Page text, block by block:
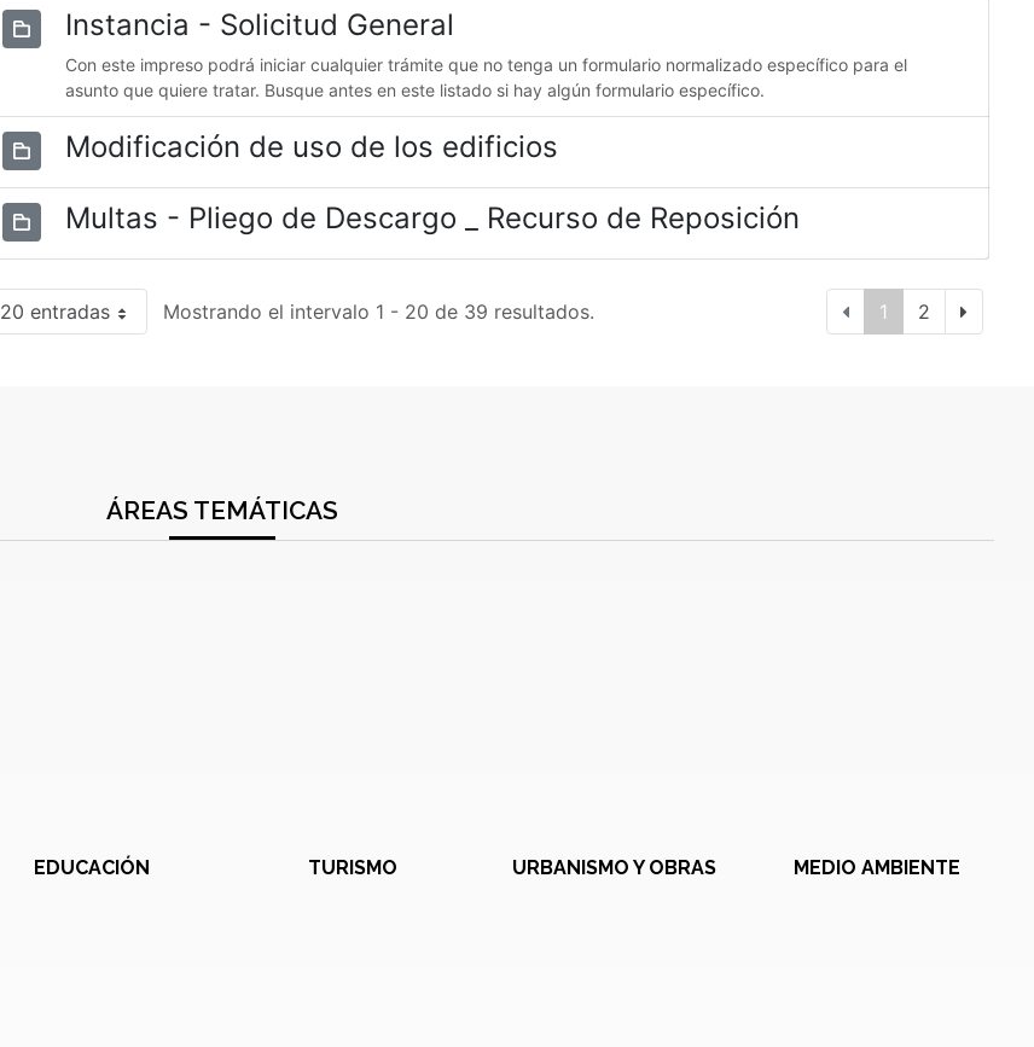
Instancia - Solicitud General
Con este impreso podrá iniciar cualquier trámite que no tenga un formulario normalizado específico para el
asunto que quiere tratar. Busque antes en este listado si hay algún formulario específico.
Modificación de uso de los edificios
Multas - Pliego de Descargo _ Recurso de Reposición
20 entradas Mostrando el intervalo 1 - 20 de 39 resultados. 1 2
ÁREAS TEMÁTICAS
EDUCACIÓN TURISMO URBANISMO Y OBRAS MEDIO AMBIENTE